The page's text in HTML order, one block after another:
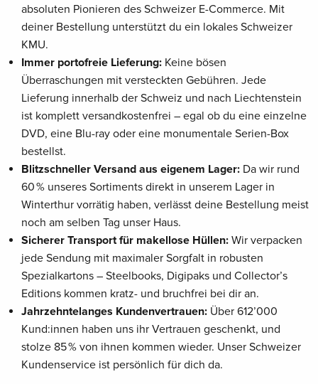
absoluten Pionieren des Schweizer E-Commerce. Mit
deiner Bestellung unterstützt du ein lokales Schweizer
KMU.
Immer portofreie Lieferung: Keine bösen
Überraschungen mit versteckten Gebühren. Jede
Lieferung innerhalb der Schweiz und nach Liechtenstein
ist komplett versandkostenfrei – egal ob du eine einzelne
DVD, eine Blu-ray oder eine monumentale Serien-Box
bestellst.
Blitzschneller Versand aus eigenem Lager: Da wir rund
60 % unseres Sortiments direkt in unserem Lager in
Winterthur vorrätig haben, verlässt deine Bestellung meist
noch am selben Tag unser Haus.
Sicherer Transport für makellose Hüllen: Wir verpacken
jede Sendung mit maximaler Sorgfalt in robusten
Spezialkartons – Steelbooks, Digipaks und Collector’s
Editions kommen kratz- und bruchfrei bei dir an.
Jahrzehntelanges Kundenvertrauen: Über 612’000
Kund:innen haben uns ihr Vertrauen geschenkt, und
stolze 85 % von ihnen kommen wieder. Unser Schweizer
Kundenservice ist persönlich für dich da.